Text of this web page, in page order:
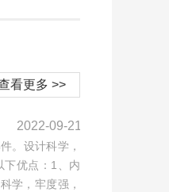
看更多 >>
2022-09-21
。设计科学，
下优点：1、内
学，牢度强，